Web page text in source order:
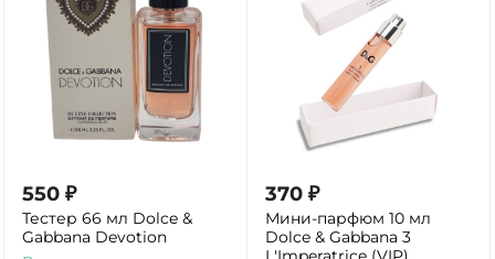
550 ₽
Тестер 66 мл Dolce &
Gabbana Devotion
370 ₽
Мини-парфюм 10 мл
Dolce & Gabbana 3